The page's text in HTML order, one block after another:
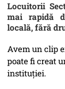
Locuitorii
mai rapidă
locală, fără
Avem un clip
poate fi creat
instituției.